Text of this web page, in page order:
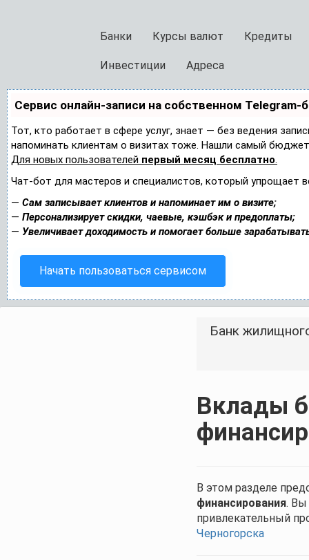
Банки Курсы валют Кредиты
Инвестиции Адреса
Сервис онлайн-записи на собственном Telegram-
Тот, кто работает в сфере услуг, знает — без ведения
напоминать клиентам о визитах тоже. Нашли самый
Для новых пользователей первый месяц бесплатно.
Чат-бот для мастеров и специалистов, который упрощает
— Сам записывает клиентов и напоминает им о визите;
— Персонализирует скидки, чаевые, кэшбэк и предоплаты;
— Увеличивает доходимость и помогает больше
Начать пользоваться сервисом
Банк
Вклады
В этом разделе
финансирования. Вы
привлекательный
Черногорска